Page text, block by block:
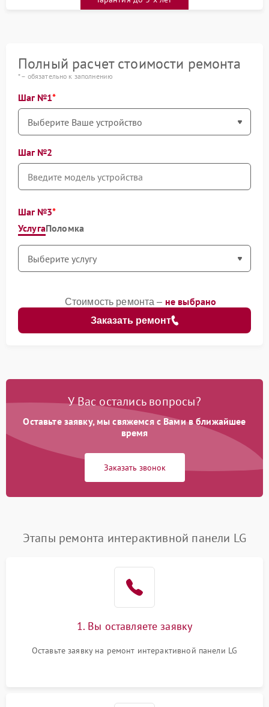
Полный расчет стоимости ремонта
* – обязательно к заполнению
Шаг №1
Шаг №2
Шаг №3
УслугаПоломка
Заказать ремонт
Стоимость ремонта – не выбрано
У Вас остались вопросы?
Оставьте заявку, мы свяжемся с Вами в ближайшее
время
Заказать звонок
Этапы ремонта интерактивной панели LG
1. Вы оставляете заявку
Оставьте заявку на ремонт интерактивной панели LG